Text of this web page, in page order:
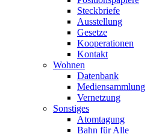
Steckbriefe
Ausstellung
Gesetze
Kooperationen
Kontakt
Wohnen
Datenbank
Mediensammlung
Vernetzung
Sonstiges
Atomtagung
Bahn für Alle